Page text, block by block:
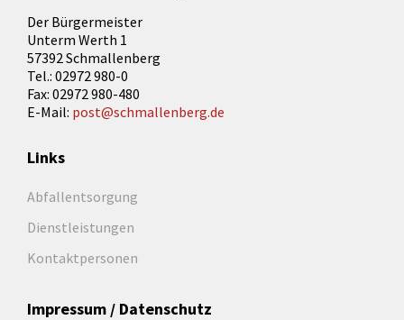
Der Bürgermeister
Unterm Werth 1
57392 Schmallenberg
Tel.: 02972 980-0
Fax: 02972 980-480
E-Mail: post@schmallenberg.de
Links
Abfallentsorgung
Dienstleistungen
Kontaktpersonen
Impressum / Datenschutz